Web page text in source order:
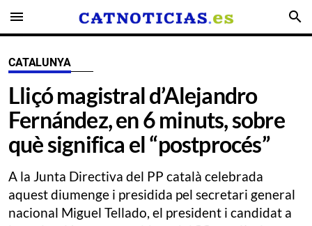
menu search
CATALUNYA
Lliçó magistral d’Alejandro
Fernández, en 6 minuts, sobre
què significa el “postprocés”
A la Junta Directiva del PP català celebrada
aquest diumenge i presidida pel secretari general
nacional Miguel Tellado, el president i candidat a